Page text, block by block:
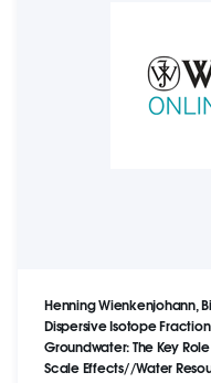
Henning Wienkenjohann,
Dispersive Isotope
Groundwater: The Key
Scale Effects//Water